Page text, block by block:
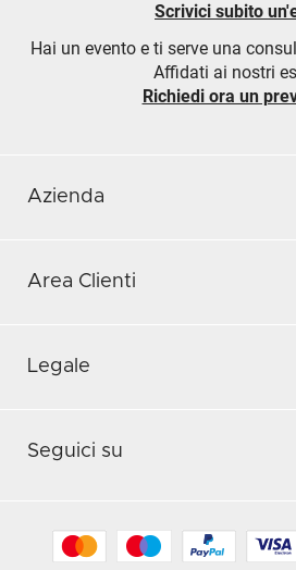
Scrivici subito
Hai un evento e ti serve una
Affidati ai nostri
Richiedi ora un
Azienda
Area Clienti
Legale
Seguici su